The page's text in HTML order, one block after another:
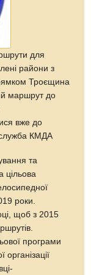
для
райони з
Троєщина
маршрут до
вже до
служба КМДА
та
цільова
роки.
щоб з 2015
програми